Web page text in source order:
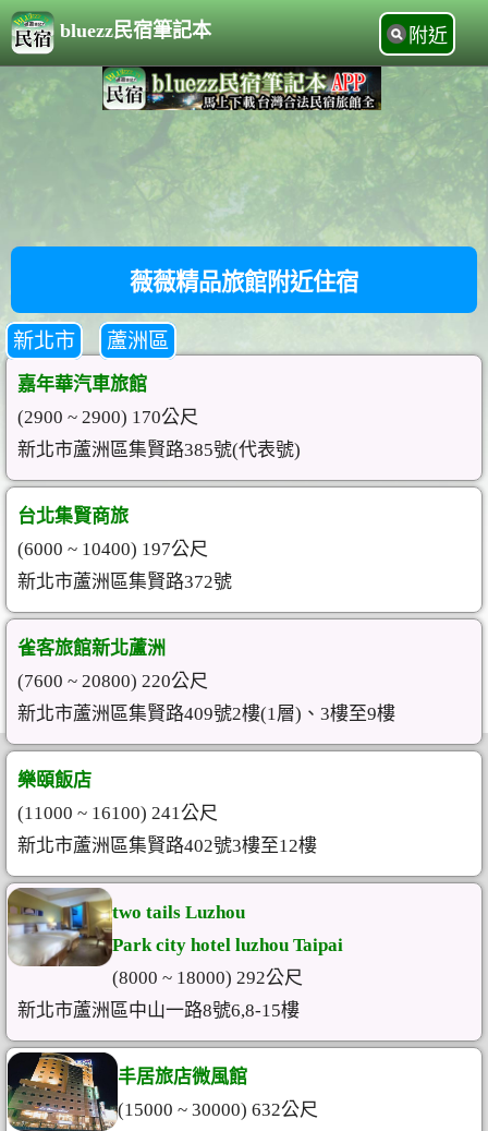
bluezz民宿筆記本 附近
薇薇精品旅館附近住宿
新北市 蘆洲區
嘉年華汽車旅館
(2900 ~ 2900) 170公尺
新北市蘆洲區集賢路385號(代表號)
台北集賢商旅
(6000 ~ 10400) 197公尺
新北市蘆洲區集賢路372號
雀客旅館新北蘆洲
(7600 ~ 20800) 220公尺
新北市蘆洲區集賢路409號2樓(1層)、3樓至9樓
樂頤飯店
(11000 ~ 16100) 241公尺
新北市蘆洲區集賢路402號3樓至12樓
two tails Luzhou
Park city hotel luzhou Taipai
(8000 ~ 18000) 292公尺
新北市蘆洲區中山一路8號6,8-15樓
丰居旅店微風館
(15000 ~ 30000) 632公尺